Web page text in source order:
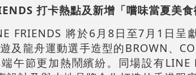
打卡熱點及新增「嚐味當夏美食
FRIENDS 將於6月8日至7月1日呈
龍舟運動選手造型的BROWN、
午節更加熱鬧繽紛。同場設有LINE